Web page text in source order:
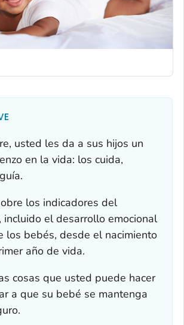
usted les da a sus hijos un
en la vida: los cuida,
los indicadores del
incluido el desarrollo emocional
los bebés, desde el nacimiento
año de vida.
cosas que usted puede hacer
a que su bebé se mantenga